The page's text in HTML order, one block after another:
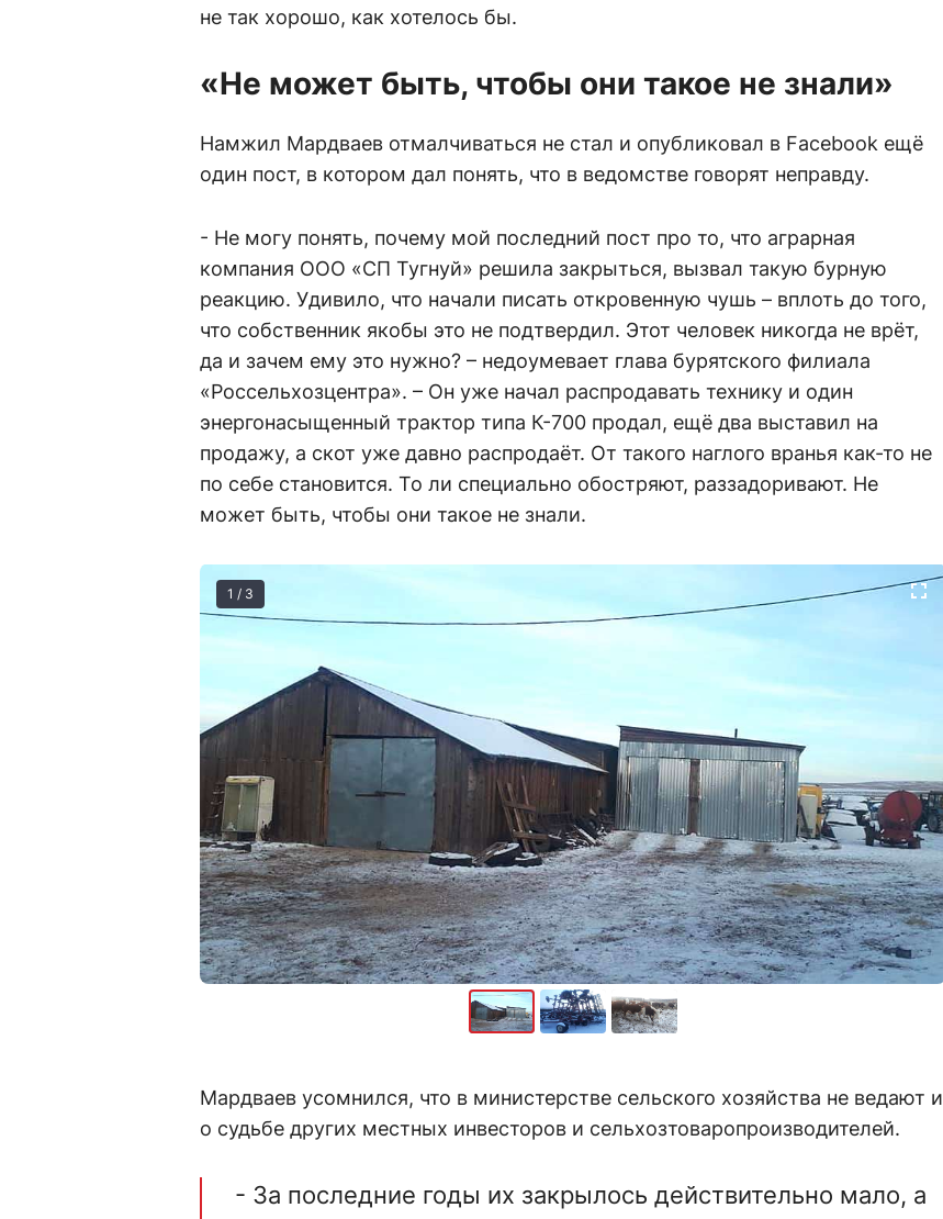
не так хорошо, как хотелось бы.
«Не может быть, чтобы они такое не знали»
Намжил Мардваев отмалчиваться не стал и опубликовал в Facebook ещё
один пост, в котором дал понять, что в ведомстве говорят неправду.
- Не могу понять, почему мой последний пост про то, что аграрная
компания ООО «СП Тугнуй» решила закрыться, вызвал такую бурную
реакцию. Удивило, что начали писать откровенную чушь – вплоть до того,
что собственник якобы это не подтвердил. Этот человек никогда не врёт,
да и зачем ему это нужно? – недоумевает глава бурятского филиала
«Россельхозцентра». – Он уже начал распродавать технику и один
энергонасыщенный трактор типа К-700 продал, ещё два выставил на
продажу, а скот уже давно распродаёт. От такого наглого вранья как-то не
по себе становится. То ли специально обостряют, раззадоривают. Не
может быть, чтобы они такое не знали.
1 / 3
Мардваев усомнился, что в министерстве сельского хозяйства не ведают и
о судьбе других местных инвесторов и сельхозтоваропроизводителей.
- За последние годы их закрылось действительно мало, а